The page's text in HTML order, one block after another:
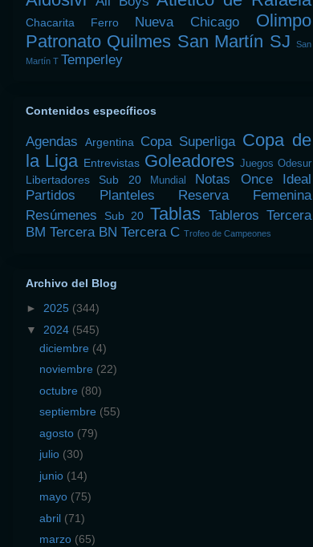
Chacarita Ferro Nueva Chicago
Olimpo
Patronato Quilmes San Martín SJ
San
Martín T Temperley
Contenidos específicos
Agendas Argentina Copa Superliga Copa de
la Liga Entrevistas Goleadores Juegos Odesur
Libertadores Sub 20 Mundial Notas
Once Ideal
Partidos
Planteles
Reserva Femenina
Resúmenes
Sub 20 Tablas Tableros Tercera
BM Tercera BN Tercera C Trofeo de Campeones
Archivo del Blog
► 2025 (344)
▼ 2024 (545)
diciembre (4)
noviembre (22)
octubre (80)
septiembre (55)
agosto (79)
julio (30)
junio (14)
mayo (75)
abril (71)
marzo (65)